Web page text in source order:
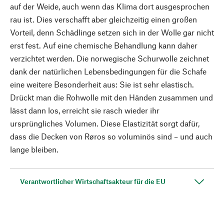
auf der Weide, auch wenn das Klima dort ausgesprochen
rau ist. Dies verschafft aber gleichzeitig einen großen
Vorteil, denn Schädlinge setzen sich in der Wolle gar nicht
erst fest. Auf eine chemische Behandlung kann daher
verzichtet werden. Die norwegische Schurwolle zeichnet
dank der natürlichen Lebensbedingungen für die Schafe
eine weitere Besonderheit aus: Sie ist sehr elastisch.
Drückt man die Rohwolle mit den Händen zusammen und
lässt dann los, erreicht sie rasch wieder ihr
ursprüngliches Volumen. Diese Elastizität sorgt dafür,
dass die Decken von Røros so voluminös sind – und auch
lange bleiben.
Verantwortlicher Wirtschaftsakteur für die EU